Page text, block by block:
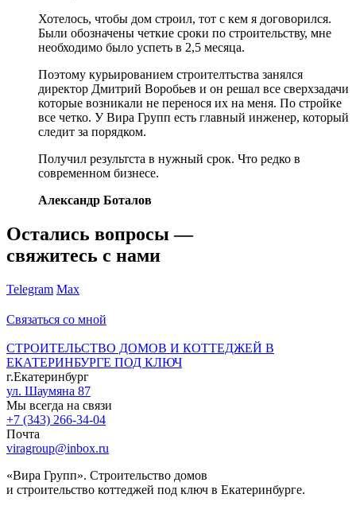
Хотелось, чтобы дом строил, тот с кем я договорился.
Были обозначены четкие сроки по строительству, мне
необходимо было успеть в 2,5 месяца.
Поэтому курьированием строителтьства занялся
директор Дмитрий Воробьев и он решал все сверхзадачи
которые возникали не перенося их на меня. По стройке
все четко. У Вира Групп есть главный инженер, который
следит за порядком.
Получил результста в нужный срок. Что редко в
современном бизнесе.
Александр Боталов
Остались вопросы —
свяжитесь с нами
Telegram Max
Связаться со мной
СТРОИТЕЛЬСТВО ДОМОВ И КОТТЕДЖЕЙ В
ЕКАТЕРИНБУРГЕ ПОД КЛЮЧ
г.Екатеринбург
ул. Шаумяна 87
Мы всегда на связи
+7 (343) 266-34-04
Почта
viragroup@inbox.ru
«Вира Групп». Строительство домов
и строительство коттеджей под ключ в Екатеринбурге.